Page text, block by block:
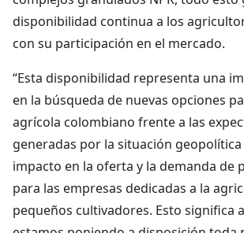
disponibilidad continua a los
con su participación en el mercado.
“Esta disponibilidad representa una
en la búsqueda de nuevas opciones
agrícola colombiano frente a las
generadas por la situación
impacto en la oferta y la demanda de
para las empresas dedicadas a la
pequeños cultivadores. Esto significa